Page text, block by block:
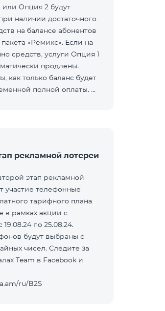
Опция 2 будут
наличии достаточного
на балансе абонентов
«Ремикс». Если на
средств, услуги Опция 1
продлены.
как только баланс будет
полной оплаты.
рекламной лотереи
этап рекламной
участие телефонные
тарифного плана
в рамках акции с
по 25.08.24.
будут выбраны с
чисел. Следите за
Team в Facebook и
ru/B2S